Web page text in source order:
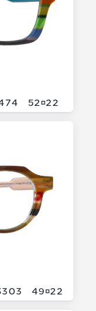
5222
4922